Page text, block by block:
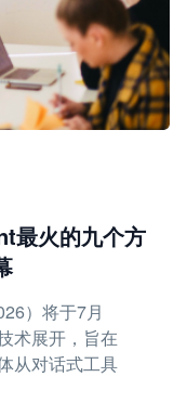
最火的九个方
）将于7月
术展开，旨在
从对话式工具